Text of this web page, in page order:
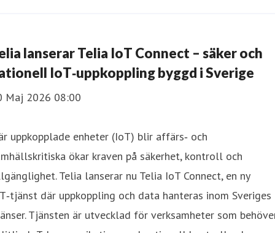
lanserar Telia IoT Connect – säker och
IoT‑uppkoppling byggd i Sverige
Maj 2026 08:00
uppkopplade enheter (IoT) blir affärs‑ och
ökar kraven på säkerhet, kontroll och
Telia lanserar nu Telia IoT Connect, en ny
där uppkoppling och data hanteras inom Sveriges
Tjänsten är utvecklad för verksamheter som